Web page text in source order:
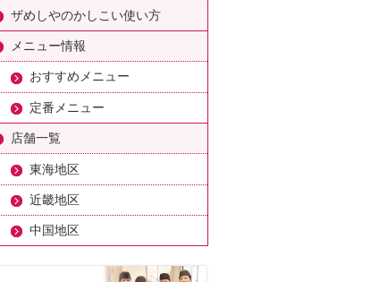
ザめしやのかしこい使い方
メニュー情報
おすすめメニュー
定番メニュー
店舗一覧
東海地区
近畿地区
中国地区